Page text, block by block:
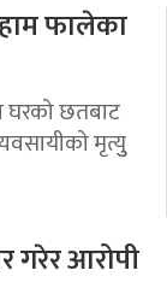
फालेका
छतबाट
मृत्युु
गरेर आरोपी